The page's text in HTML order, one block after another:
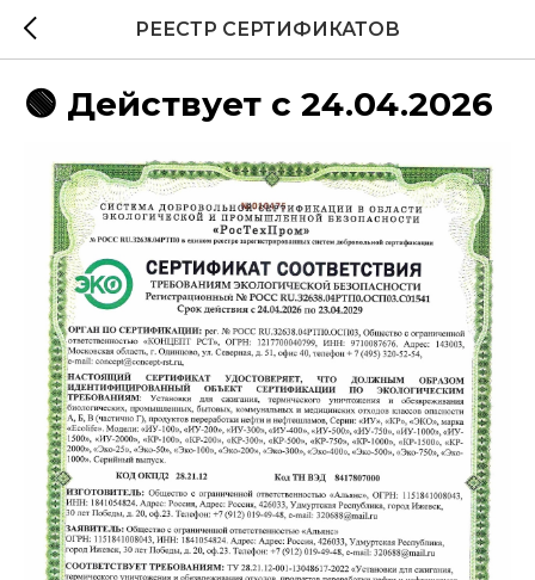
РЕЕСТР СЕРТИФИКАТОВ
🟢 Действует с 24.04.2026